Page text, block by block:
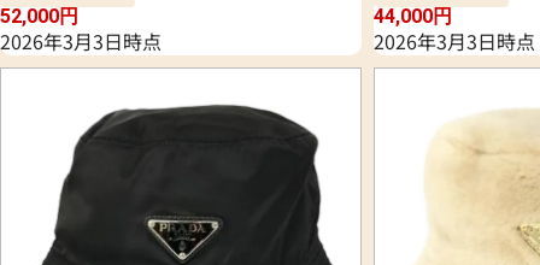
52,000円
2026年3月3日時点
44,000円
2026年3月3日時点